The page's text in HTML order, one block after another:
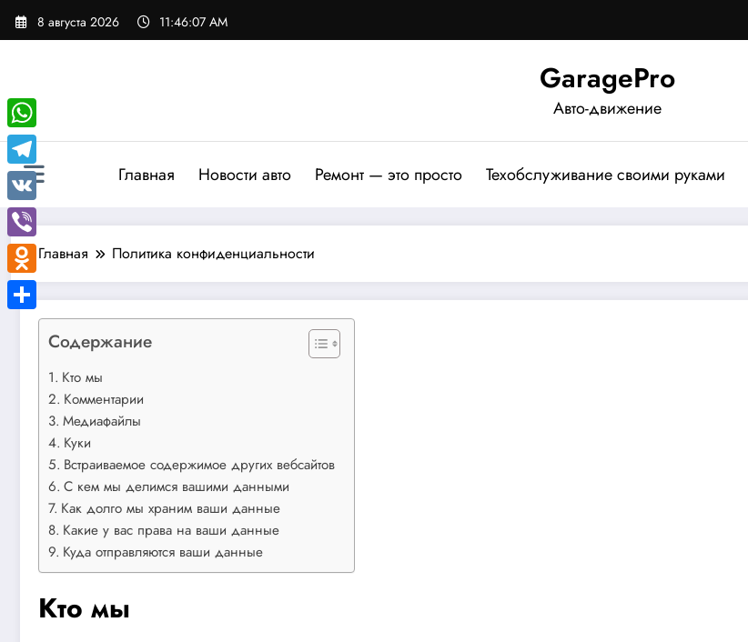
Перейти
8 августа 2026 11:46:07 AM
GaragePro
Авто-движение
Главная Новости авто Ремонт — это просто Техобслуживание своими руками
Главная Политика конфиденциальности
Содержание
Кто мы
Комментарии
Медиафайлы
Куки
Встраиваемое содержимое других вебсайтов
С кем мы делимся вашими данными
Как долго мы храним ваши данные
Какие у вас права на ваши данные
Куда отправляются ваши данные
Кто мы
WhatsApp
Telegram
VK
Viber
Odnoklassniki
Отправить